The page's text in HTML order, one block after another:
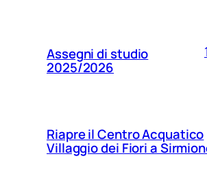
Assegni di studio
2025/2026
Riapre il Centro Acquatico
Villaggio dei Fiori a